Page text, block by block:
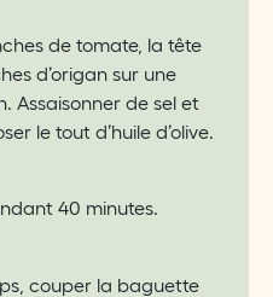
de tomate, la tête
d’origan sur une
Assaisonner de sel et
le tout d’huile d’olive.
40 minutes.
couper la baguette